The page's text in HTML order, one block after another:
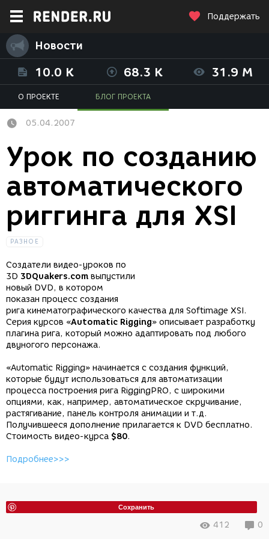
Поддержать
Новости
10.0 K 68.3 K 31.9 M
О ПРОЕКТЕ БЛОГ ПРОЕКТА
05.04.2007
Урок по созданию
автоматического
риггинга для XSI
РАЗНОЕ
Создатели видео-уроков по
3D 3DQuakers.com выпустили
новый DVD, в котором
показан процесс создания
рига кинематографического качества для Softimage XSI.
Серия курсов «Automatic Rigging» описывает разработку
плагина рига, который можно адаптировать под любого
двуногого персонажа.
«Automatic Rigging» начинается с создания функций,
которые будут использоваться для автоматизации
процесса построения рига RiggingPRO, с широкими
опциями, как, например, автоматическое скручивание,
растягивание, панель контроля анимации и т.д.
Получившееся дополнение прилагается к DVD бесплатно.
Стоимость видео-курса $80.
Подробнее>>>
Сохранить
412 0